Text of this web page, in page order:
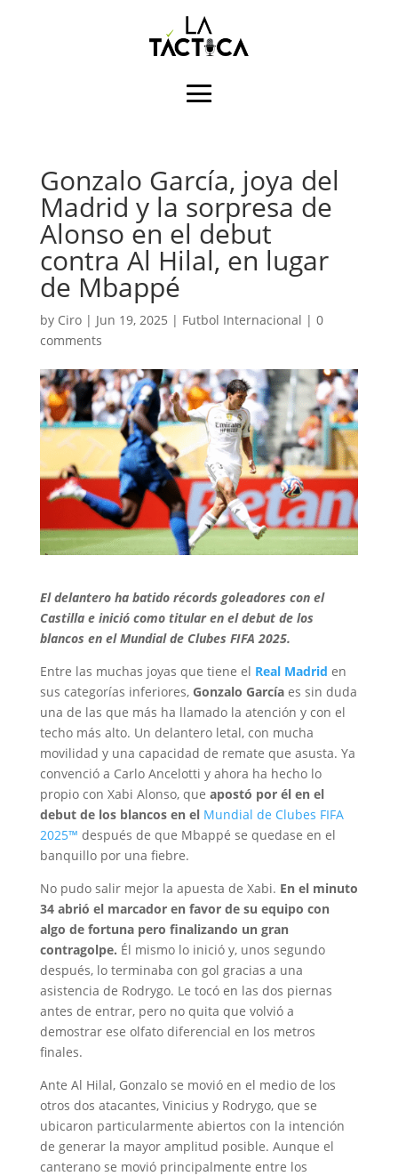
Gonzalo García, joya del
Madrid y la sorpresa de
Alonso en el debut
contra Al Hilal, en lugar
de Mbappé
by Ciro| Jun 19, 2025 | Futbol Internacional | 0
comments
El delantero ha batido récords goleadores con el
Castilla e inició como titular en el debut de los
blancos en el Mundial de Clubes FIFA 2025.
Entre las muchas joyas que tiene el Real Madrid en
sus categorías inferiores, Gonzalo Garcíaes sin duda
una de las que más ha llamado la atención y con el
techo más alto. Un delantero letal, con mucha
movilidad y una capacidad de remate que asusta. Ya
convenció a Carlo Ancelotti y ahora ha hecho lo
propio con Xabi Alonso, que apostó por él en el
debut de los blancos en el Mundial de Clubes FIFA
2025™ después de que Mbappé se quedase en el
banquillo por una fiebre.
No pudo salir mejor la apuesta de Xabi. En el minuto
34 abrió el marcador en favor de su equipo con
algo de fortuna pero finalizando un gran
contragolpe. Él mismo lo inició y, unos segundo
después, lo terminaba con gol gracias a una
asistencia de Rodrygo. Le tocó en las dos piernas
antes de entrar, pero no quita que volvió a
demostrar ese olfato diferencial en los metros
finales.
Ante Al Hilal, Gonzalo se movió en el medio de los
otros dos atacantes, Vinicius y Rodrygo, que se
ubicaron particularmente abiertos con la intención
de generar la mayor amplitud posible. Aunque el
canterano se movió principalmente entre los